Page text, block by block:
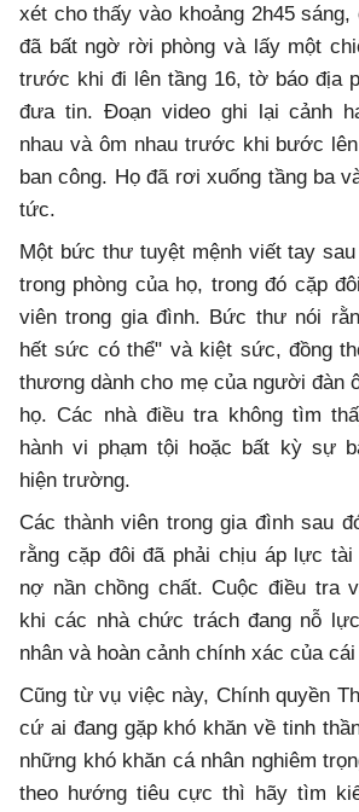
xét cho thấy vào khoảng 2h45
đã bất ngờ rời phòng và lấy một
trước khi đi lên tầng 16, tờ báo địa
đưa tin. Đoạn video ghi lại cảnh
nhau và ôm nhau trước khi bước
ban công. Họ đã rơi xuống tầng ba
tức.
Một bức thư tuyệt mệnh viết tay
trong phòng của họ, trong đó cặp
viên trong gia đình. Bức thư nói
hết sức có thể" và kiệt sức, đồng
thương dành cho mẹ của người đàn
họ. Các nhà điều tra không tìm
hành vi phạm tội hoặc bất kỳ sự
hiện trường.
Các thành viên trong gia đình sau
rằng cặp đôi đã phải chịu áp lực
nợ nần chồng chất. Cuộc điều tra
khi các nhà chức trách đang nỗ
nhân và hoàn cảnh chính xác của
Cũng từ vụ việc này, Chính quyền
cứ ai đang gặp khó khăn về tinh
những khó khăn cá nhân nghiêm
theo hướng tiêu cực thì hãy tìm